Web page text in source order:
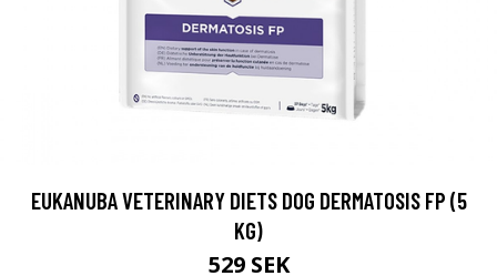
EUKANUBA VETERINARY DIETS DOG DERMATOSIS FP (5
KG)
529 SEK